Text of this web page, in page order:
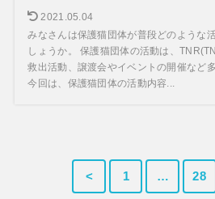
2021.05.04
みなさんは保護猫団体が普段どのような
しょうか。 保護猫団体の活動は、
救出活動、譲渡会やイベントの開催など
今回は、保護猫団体の活動内容...
< 1 … 28